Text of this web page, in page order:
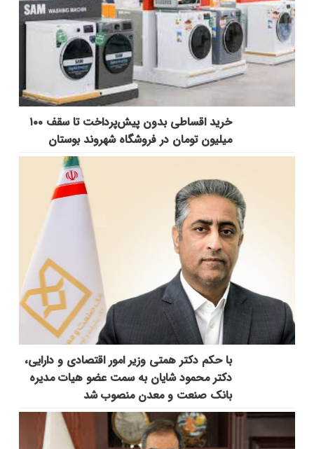
خرید اقساطی بدون پیش‌پرداخت تا سقف ۱۰۰
میلیون تومان در فروشگاه شهروند بوستان
با حکم دکتر همتی وزیر امور اقتصادی و دارایی،
دکتر محمود شایان به سمت عضو هیات مدیره
بانک صنعت و معدن منصوب شد